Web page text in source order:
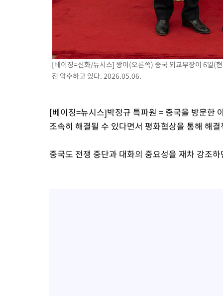
[베이징=신화/뉴시스] 왕이(오른쪽) 중국 외교부장이 6일(
전 악수하고 있다. 2026.05.06.
[베이징=뉴시스]박정규 특파원 = 중국을 방문한
조속히 해결될 수 있다면서 평화협상을 통해 해
중국도 전쟁 중단과 대화의 중요성을 재차 강조